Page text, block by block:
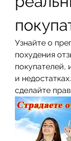
Узнайте о
похудения
покупателей,
и
сделайте